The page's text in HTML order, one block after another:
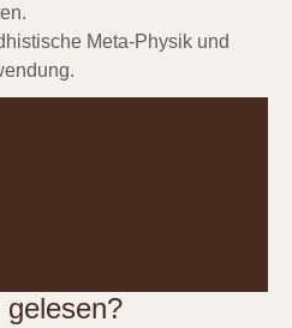
Meta-Physik und
gelesen?